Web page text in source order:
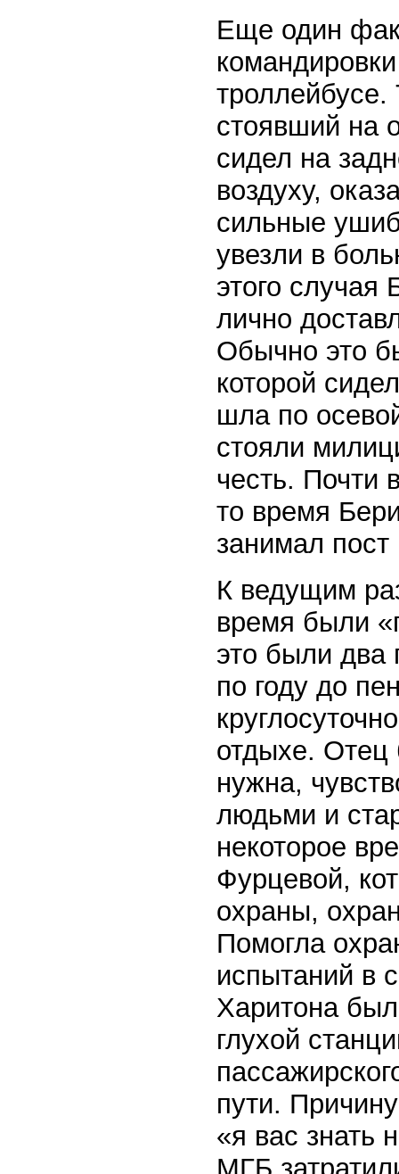
Еще один
троллейбусе.
стоявший на
сидел на
воздуху,
сильные
увезли в
этого случая
лично
Обычно это
которой
шла по
стояли
честь. Почти
то время
занимал
К ведущим
время были
это были два
по году до
отдыхе. Отец
нужна,
людьми и
некоторое
Фурцевой,
охраны,
Помогла
испытаний в
Харитона
глухой
пути.
«я вас знать